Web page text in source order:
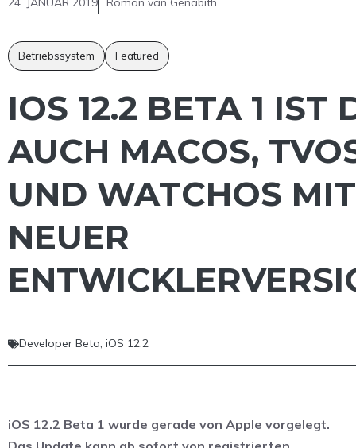
Betriebssystem Featured
IOS 12.2 BETA 1 IST
AUCH MACOS,
UND WATCHOS MIT
NEUER
Developer Beta, iOS 12.2
iOS 12.2 Beta 1 wurde gerade von Apple vorgelegt.